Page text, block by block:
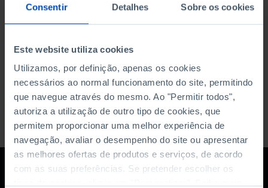
Consentir Detalhes Sobre os cookies
Este website utiliza cookies
Utilizamos, por definição, apenas os cookies
necessários ao normal funcionamento do site, permitindo
que navegue através do mesmo. Ao "Permitir todos",
autoriza a utilização de outro tipo de cookies, que
permitem proporcionar uma melhor experiência de
navegação, avaliar o desempenho do site ou apresentar
as melhores ofertas de produtos e serviços, de acordo
com as suas preferências. Se pretender escolher os
DATA DE FIM